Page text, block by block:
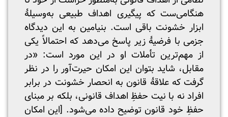
هنگامی‌ست که پیگیری اهداف طبیعی به‌وسیلۀ
ابزار خشونت باقی است. بنیامین به این دیدگاه
جزمی با فرضیۀ زیر پاسخ می‌دهد که احتمالاً یکی
از مهم‌ترین تأملات او در این مورد است: «در
مقابل، شاید بتوان این امکان حیرت‌آور را در نظر
گرفت که علاقۀ قانون به انحصار خشونت در برابر
افراد نه با نیت حفظِ اهداف قانونی، بلکه بر مبنای
حفظِ خود قانون توضیح داده می‌شود. [این امکان